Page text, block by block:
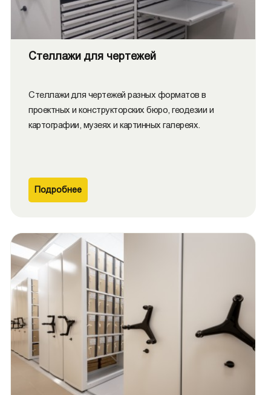
Стеллажи для чертежей
Стеллажи для чертежей разных форматов в
проектных и конструкторских бюро, геодезии и
картографии, музеях и картинных галереях.
Подробнее